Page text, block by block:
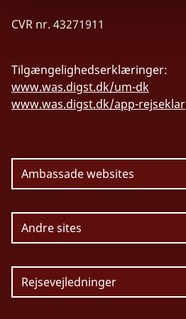
CVR nr. 43271911
Tilgængelighedserklæringer:
www.was.digst.dk/um-dk
www.was.digst.dk/app-rejseklar